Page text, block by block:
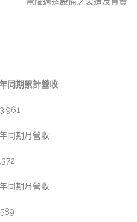
同期累計營收
同期月營收
同期月營收